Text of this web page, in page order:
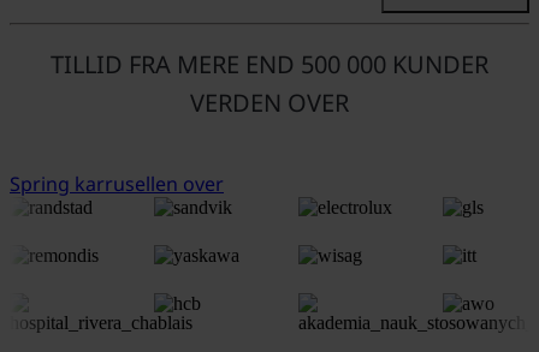
TILLID FRA MERE END 500 000 KUNDER
VERDEN OVER
Spring karrusellen over